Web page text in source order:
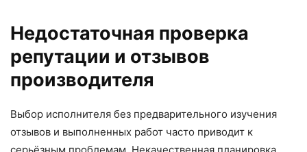
Недостаточная проверка
репутации и отзывов
производителя
Выбор исполнителя без предварительного изучения
отзывов и выполненных работ часто приводит к